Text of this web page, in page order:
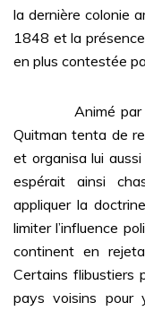
la dernière colonie
1848 et la
en plus contestée
Animé par
Quitman tenta de
et organisa lui
espérait ainsi
appliquer la
limiter l’influence
continent en
Certains flibustiers
pays voisins pour